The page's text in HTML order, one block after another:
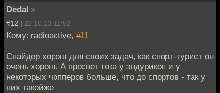
Dedal »
#12 | 22.10.13 11:52
Кому: radioactive, #11
Спайдер хорош для своих задач, как спорт-турист он
очень хорош. А просвет тока у эндуриков и у
некоторых чопперов больше, что до спортов - так у
них такойже